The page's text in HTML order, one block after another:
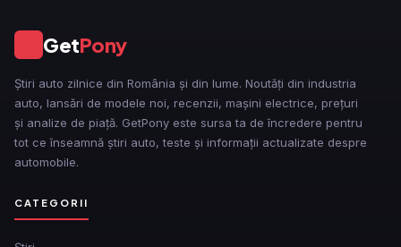
GetPony
Știri auto zilnice din România și din lume. Noutăți din industria
auto, lansări de modele noi, recenzii, mașini electrice, prețuri
și analize de piață. GetPony este sursa ta de încredere pentru
tot ce înseamnă știri auto, teste și informații actualizate despre
automobile.
CATEGORII